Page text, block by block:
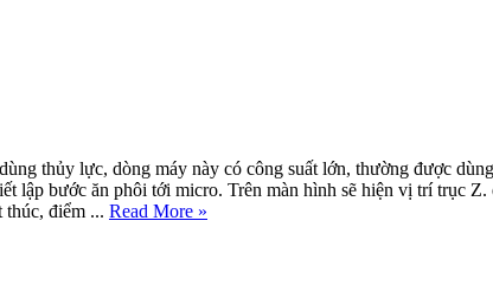
thủy lực, dòng máy này có công suất lớn, thường được
lập bước ăn phôi tới micro. Trên màn hình sẽ hiện vị trí trục
điểm ... Read More »